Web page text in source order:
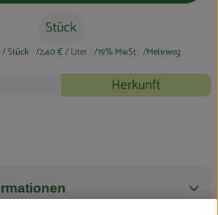
Stück
/ Stück 2,40 €/ Liter 19% MwSt Mehrweg
Rezepte Herkunft